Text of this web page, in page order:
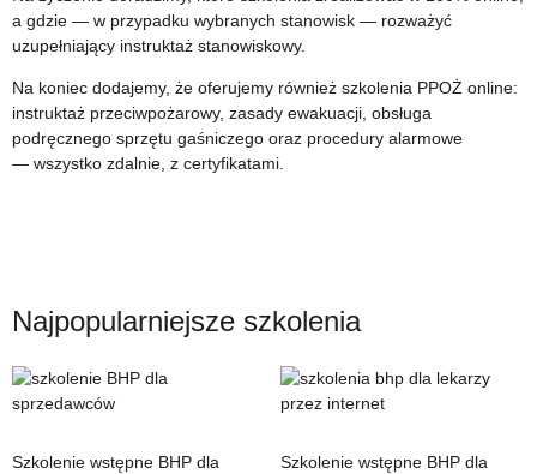
a gdzie — w przypadku wybranych stanowisk — rozważyć
uzupełniający instruktaż stanowiskowy.
Na koniec dodajemy, że oferujemy również szkolenia PPOŻ online:
instruktaż przeciwpożarowy, zasady ewakuacji, obsługa
podręcznego sprzętu gaśniczego oraz procedury alarmowe
— wszystko zdalnie, z certyfikatami.
Najpopularniejsze szkolenia
Szkolenie wstępne BHP dla Szkolenie wstępne BHP dla